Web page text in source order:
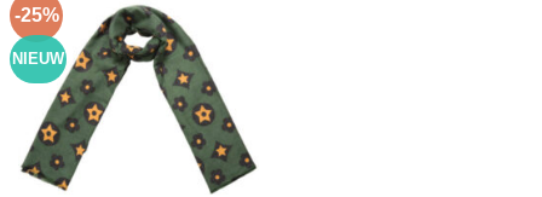
-25%
NIEUW